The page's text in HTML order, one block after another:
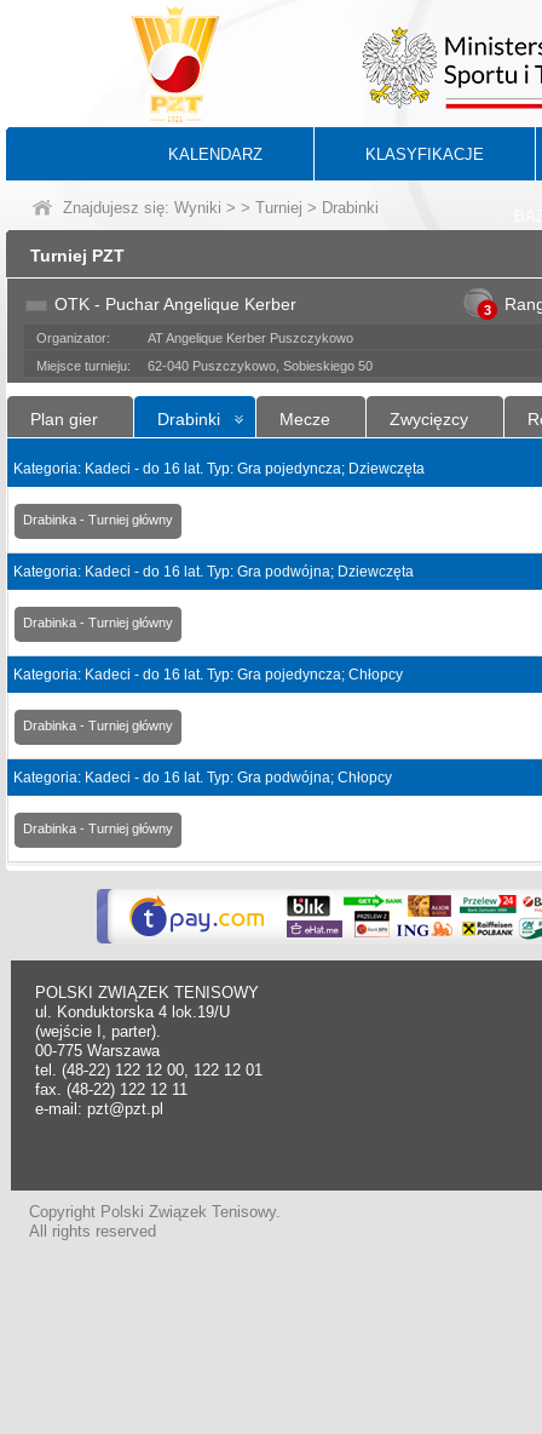
KALENDARZ KLASYFIKACJE
Znajdujesz się: Wyniki > > Turniej > Drabinki
Turniej PZT
OTK - Puchar Angelique Kerber 3
Organizator:
AT Angelique Kerber Puszczykowo
Miejsce turnieju:
62-040 Puszczykowo, Sobieskiego 50
Plan gier Drabinki Mecze Zwycięzcy
Kategoria: Kadeci - do 16 lat. Typ: Gra pojedyncza; Dziewczęta
Drabinka - Turniej główny
Kategoria: Kadeci - do 16 lat. Typ: Gra podwójna; Dziewczęta
Drabinka - Turniej główny
Kategoria: Kadeci - do 16 lat. Typ: Gra pojedyncza; Chłopcy
Drabinka - Turniej główny
Kategoria: Kadeci - do 16 lat. Typ: Gra podwójna; Chłopcy
Drabinka - Turniej główny
POLSKI ZWIĄZEK TENISOWY
ul. Konduktorska 4 lok.19/U
(wejście I, parter).
00-775 Warszawa
tel. (48-22) 122 12 00, 122 12 01
fax. (48-22) 122 12 11
e-mail: pzt@pzt.pl
Copyright Polski Związek Tenisowy.
All rights reserved